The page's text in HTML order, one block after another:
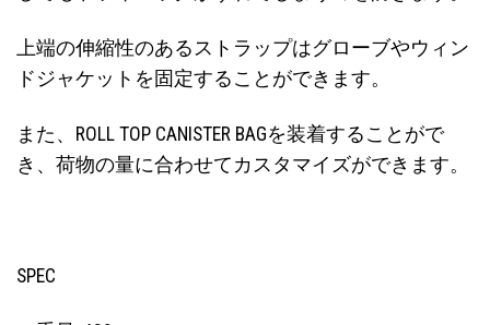
上端の伸縮性のあるストラップはグローブやウィン
ドジャケットを固定することができます。
また、ROLL TOP CANISTER BAGを装着することがで
き、荷物の量に合わせてカスタマイズができます。
SPEC